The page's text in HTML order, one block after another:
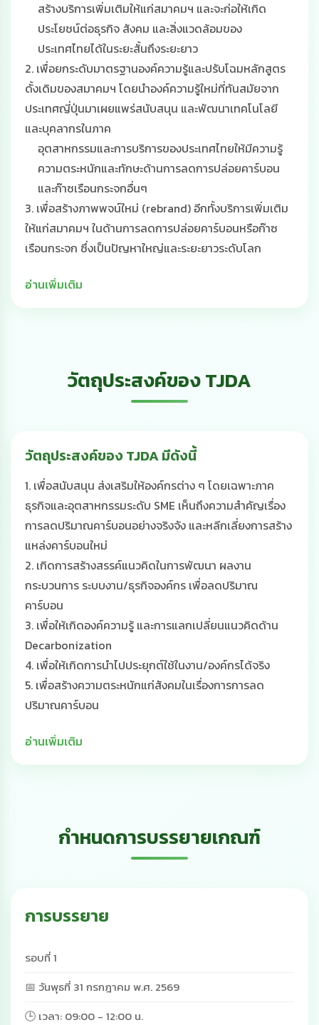
สร้างบริการเพิ่มเติมให้แก่สมาคมฯ และจะก่อให้เกิด
ประโยชน์ต่อธุรกิจ สังคม และสิ่งแวดล้อมของ
ประเทศไทยได้ในระยะสั้นถึงระยะยาว
2. เพื่อยกระดับมาตรฐานองค์ความรู้และปรับโฉมหลักสูตร
ดั้งเดิมของสมาคมฯ โดยนำองค์ความรู้ใหม่ที่ทันสมัยจาก
ประเทศญี่ปุ่นมาเผยแพร่สนับสนุน และพัฒนาเทคโนโลยี
และบุคลากรในภาค
อุตสาหกรรมและการบริการของประเทศไทยให้มีความรู้
ความตระหนักและทักษะด้านการลดการปล่อยคาร์บอน
และก๊าซเรือนกระจกอื่นๆ
3. เพื่อสร้างภาพพจน์ใหม่ (rebrand) อีกทั้งบริการเพิ่มเติม
ให้แก่สมาคมฯ ในด้านการลดการปล่อยคาร์บอนหรือก๊าซ
เรือนกระจก ซึ่งเป็นปัญหาใหญ่และระยะยาวระดับโลก
อ่านเพิ่มเติม
วัตถุประสงค์ของ TJDA
วัตถุประสงค์ของ TJDA มีดังนี้
1. เพื่อสนับสนุน ส่งเสริมให้องค์กรต่าง ๆ โดยเฉพาะภาค
ธุรกิจและอุตสาหกรรมระดับ SME เห็นถึงความสําคัญเรื่อง
การลดปริมาณคาร์บอนอย่างจริงจัง และหลีกเลี่ยงการสร้าง
แหล่งคาร์บอนใหม่
2. เกิดการสร้างสรรค์แนวคิดในการพัฒนา ผลงาน
กระบวนการ ระบบงาน/ธุรกิจองค์กร เพื่อลดปริมาณ
คาร์บอน
3. เพื่อให้เกิดองค์ความรู้ และการแลกเปลี่ยนแนวคิดด้าน
Decarbonization
4. เพื่อให้เกิดการนําไปประยุกต์ใช้ในงาน/องค์กรได้จริง
5. เพื่อสร้างความตระหนักแก่สังคมในเรื่องการการลด
ปริมาณคาร์บอน
อ่านเพิ่มเติม
กำหนดการบรรยายเกณฑ์
การบรรยาย
รอบที่ 1
📅 วันพุธที่ 31 กรกฎาคม พ.ศ. 2569
🕒 เวลา: 09:00 - 12:00 น.